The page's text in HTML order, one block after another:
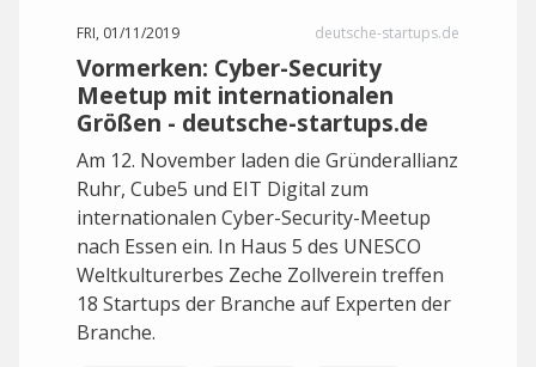
FRI, 01/11/2019 deutsche-startups.de
Vormerken: Cyber-Security
Meetup mit internationalen
Größen - deutsche-startups.de
Am 12. November laden die Gründerallianz
Ruhr, Cube5 und EIT Digital zum
internationalen Cyber-Security-Meetup
nach Essen ein. In Haus 5 des UNESCO
Weltkulturerbes Zeche Zollverein treffen
18 Startups der Branche auf Experten der
Branche.